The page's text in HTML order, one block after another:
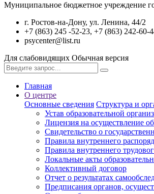
Муниципальное бюджетное учреждение
г. Ростов-на-Дону, ул. Ленина, 44/2
+7 (863) 245 -52-23, +7 (863) 242-
psycenter@list.ru
Для слабовидящих Обычная версия
Главная
О центре
Основные сведения Структура и
Устав образовательной
Лицензия на осуществление
Свидетельство о
Правила внутреннего
Правила внутреннего
Локальные акты
Коллективный договор
Отчет о результатах
Предписания органов,